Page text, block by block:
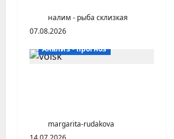
налим - рыба склизкая
07.08.2026
Анализ - прогноз
margarita-rudakova